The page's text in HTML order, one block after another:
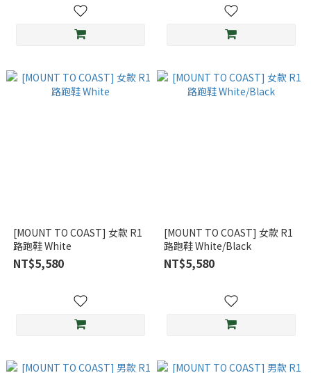
[MOUNT TO COAST] 女款 R1
路跑鞋 White
NT$5,580
[MOUNT TO COAST] 女款 R1
路跑鞋 White/Black
NT$5,580